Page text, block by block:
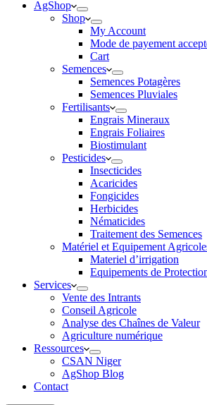
AgShop
Shop
My Account
Mode de payement
Cart
Semences
Semences Potagères
Semences Pluviales
Fertilisants
Engrais Mineraux
Engrais Foliaires
Biostimulant
Pesticides
Insecticides
Acaricides
Fongicides
Herbicides
Nématicides
Traitement des Semences
Matériel et Equipement
Materiel d’irrigation
Equipements de
Services
Vente des Intrants
Conseil Agricole
Analyse des Chaînes de Valeur
Agriculture numérique
Ressources
CSAN Niger
AgShop Blog
Contact